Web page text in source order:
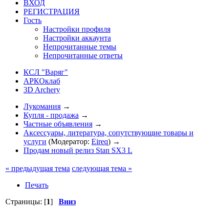
ВХОД
РЕГИСТРАЦИЯ
Гость
Настройки профиля
Настройки аккаунта
Непрочитанные темы
Непрочитанные ответы
КСЛ "Варяг"
АРКОклаб
3D Archery
Лукомания →
Купля - продажа →
Частные объявления →
Аксессуары, литература, сопутствующие товары и
услуги (Модератор: Eireq) →
Продам новый релиз Stan SX3 L
« предыдущая тема следующая тема »
Печать
Страницы: [1] Вниз